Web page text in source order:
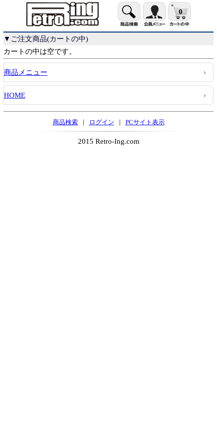
0
▼ご注文商品(カートの中)
カートの中は空です。
商品メニュー
HOME
商品検索 | ログイン | PCサイト表示
2015 Retro-Ing.com